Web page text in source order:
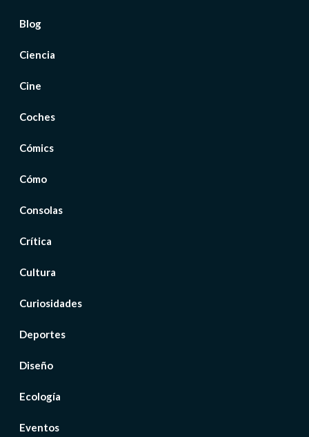
Blog
Ciencia
Cine
Coches
Cómics
Cómo
Consolas
Crítica
Cultura
Curiosidades
Deportes
Diseño
Ecología
Eventos